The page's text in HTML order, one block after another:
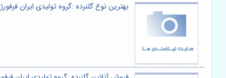
بهترین نوع گلنرده :گروه تولیدی ایران